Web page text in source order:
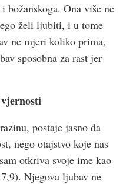
božanskoga. Ona više ne
želi ljubiti, i u tome
ne mjeri koliko prima,
sposobna za rast jer
postaje jasno da
nego otajstvo koje nas
otkriva svoje ime kao
Njegova ljubav ne